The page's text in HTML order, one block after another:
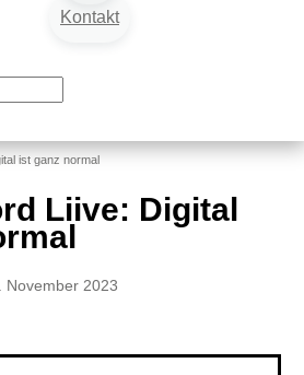
Kontakt
ist ganz normal
Liive: Digital
November 2023